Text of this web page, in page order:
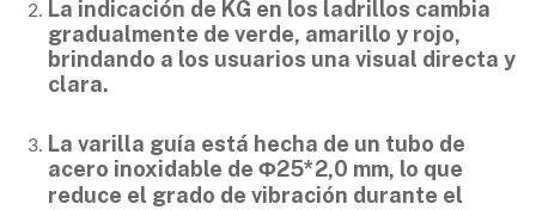
La indicación de KG en los ladrillos cambia
gradualmente de verde, amarillo y rojo,
brindando a los usuarios una visual directa y
clara.
La varilla guía está hecha de un tubo de
acero inoxidable de Φ25*2,0 mm, lo que
reduce el grado de vibración durante el